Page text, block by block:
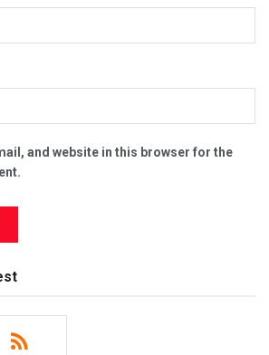
and website in this browser for the